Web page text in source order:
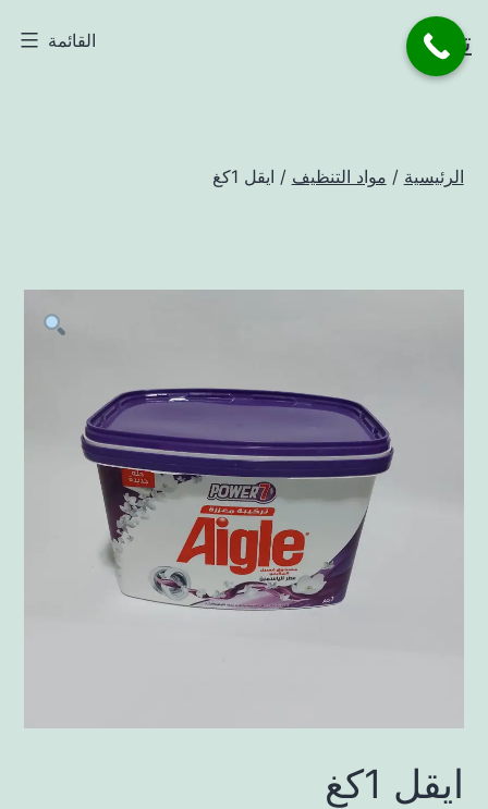
التخطي
إلىتاجر القائمة
الرئيسية / مواد التنظيف / ايقل 1كغ
ايقل 1كغ